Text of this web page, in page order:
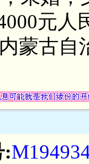
元
蒙古
: